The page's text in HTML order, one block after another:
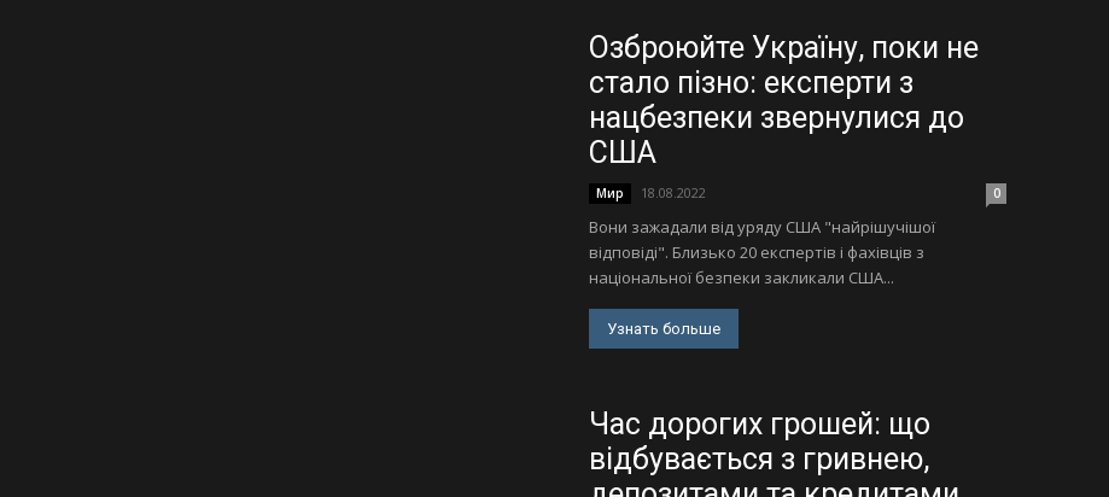
Озброюйте Україну, поки не
стало пізно: експерти з
нацбезпеки звернулися до
США
Мир 18.08.2022 0
Вони зажадали від уряду США "найрішучішої
відповіді". Близько 20 експертів і фахівців з
національної безпеки закликали США...
Узнать больше
Час дорогих грошей: що
відбувається з гривнею,